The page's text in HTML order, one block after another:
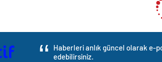
Haberleri anlık güncel olarak e-
edebilirsiniz.